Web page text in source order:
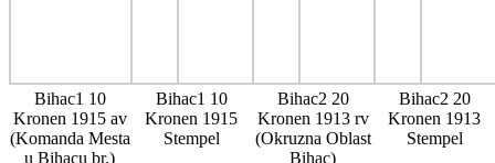
Bihac1 10
Kronen 1915 av
(Komanda Mesta
u Bihacu br.)
Bihac1 10
Kronen 1915
Stempel
Bihac2 20
Kronen 1913 rv
(Okruzna Oblast
Bihac)
Bihac2 20
Kronen 1913
Stempel